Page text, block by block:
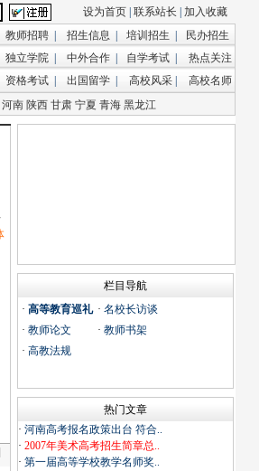
设为首页 联系站长
加入收藏
教师招聘 招生信息 培训招生
民办招生
独立学院 中外合作 自学考试
热点关注
资格考试 出国留学 高校风采
高校名师
河南 陕西 甘肃 宁夏 青海 黑龙江
栏目导航
· 高等教育巡礼 · 名校长访谈
· 教师论文 · 教师书架
· 高教法规
热门文章
· 河南高考报名政策出台 符合..
· 2007年美术高考招生简章总..
· 第一届高等学校教学名师奖..